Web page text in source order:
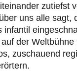
zutiefst
uns alle sagt,
infantil
der Weltbühne
zuschauend